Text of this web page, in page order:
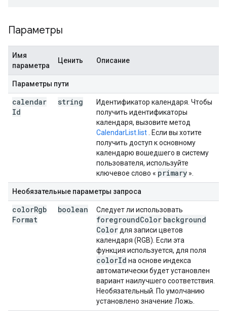
Параметры
Имя
параметра
Ценить Описание
Параметры пути
calendar
Id
string
Идентификатор календаря. Чтобы
получить идентификаторы
календаря, вызовите метод
CalendarList.list . Если вы хотите
получить доступ к основному
календарю вошедшего в систему
пользователя, используйте
ключевое слово « primary ».
Необязательные параметры запроса
colorRgb
Format
boolean Следует ли использовать
foregroundColor background
Color для записи цветов
календаря (RGB). Если эта
функция используется, для поля
colorId на основе индекса
автоматически будет установлен
вариант наилучшего соответствия.
Необязательный. По умолчанию
установлено значение Ложь.